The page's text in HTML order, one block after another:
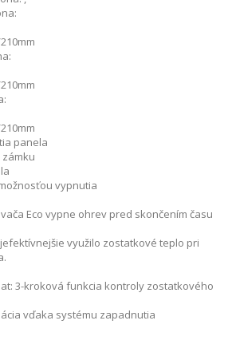
panela
vypnutia
Eco vypne ohrev pred skončením času
využilo zostatkové teplo pri
3-kroková funkcia kontroly zostatkového
vďaka systému zapadnutia